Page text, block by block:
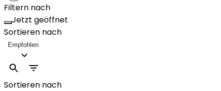
Filtern nach
Jetzt geöffnet
Sortieren nach
Empfohlen
Sortieren nach